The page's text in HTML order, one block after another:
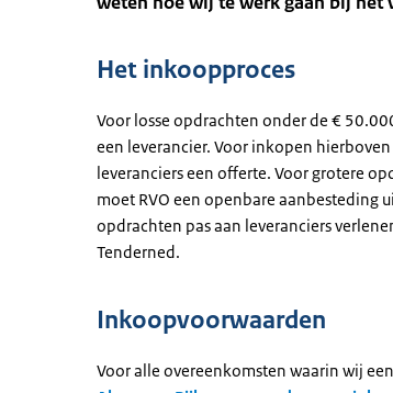
Het inkoopproces
Voor losse opdrachten onder de €
een leverancier. Voor inkopen
leveranciers een offerte. Voor grotere
moet RVO een openbare aanbesteding
opdrachten pas aan leveranciers
Tenderned.
Inkoopvoorwaarden
Voor alle overeenkomsten waarin wij